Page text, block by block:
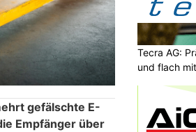
gefälschte E-
Empfänger über
Tecra AG:
und flach